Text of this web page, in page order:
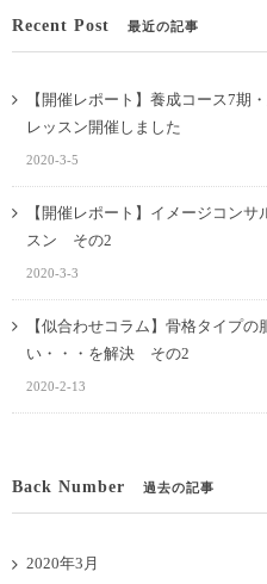
Recent Post 最近の記事
【開催レポート】養成コース7期
レッスン開催しました
2020-3-5
【開催レポート】イメージコン
スン その2
2020-3-3
【似合わせコラム】骨格タイプ
い・・・を解決 その2
2020-2-13
Back Number 過去の記事
2020年3月